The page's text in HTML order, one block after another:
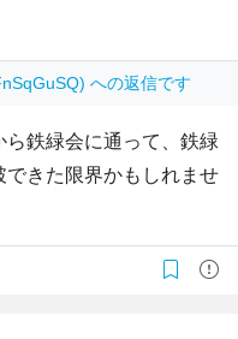
への返信です
鉄緑会に通って、鉄緑
きた限界かもしれませ